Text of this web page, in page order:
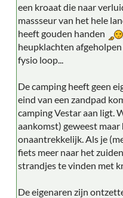
een kroaat die naar
massseur van het hele
heeft gouden handen
heupklachten
fysio loop...
De camping heeft geen
eind van een zandpad
camping Vestar aan ligt.
aankomst) geweest
onaantrekkelijk. Als je
fiets meer naar het
strandjes te vinden met
De eigenaren zijn